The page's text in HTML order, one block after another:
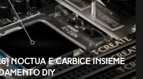
Noctua e Carbice insieme
DIY